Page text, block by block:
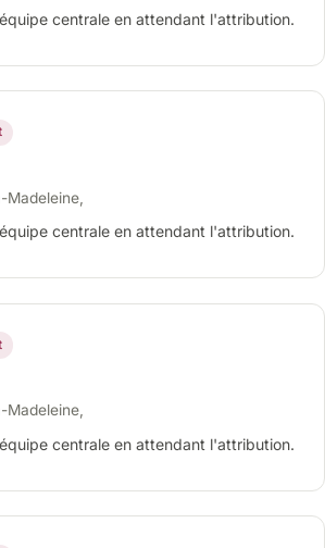
centrale en attendant l'attribution.
Madeleine,
centrale en attendant l'attribution.
Madeleine,
centrale en attendant l'attribution.